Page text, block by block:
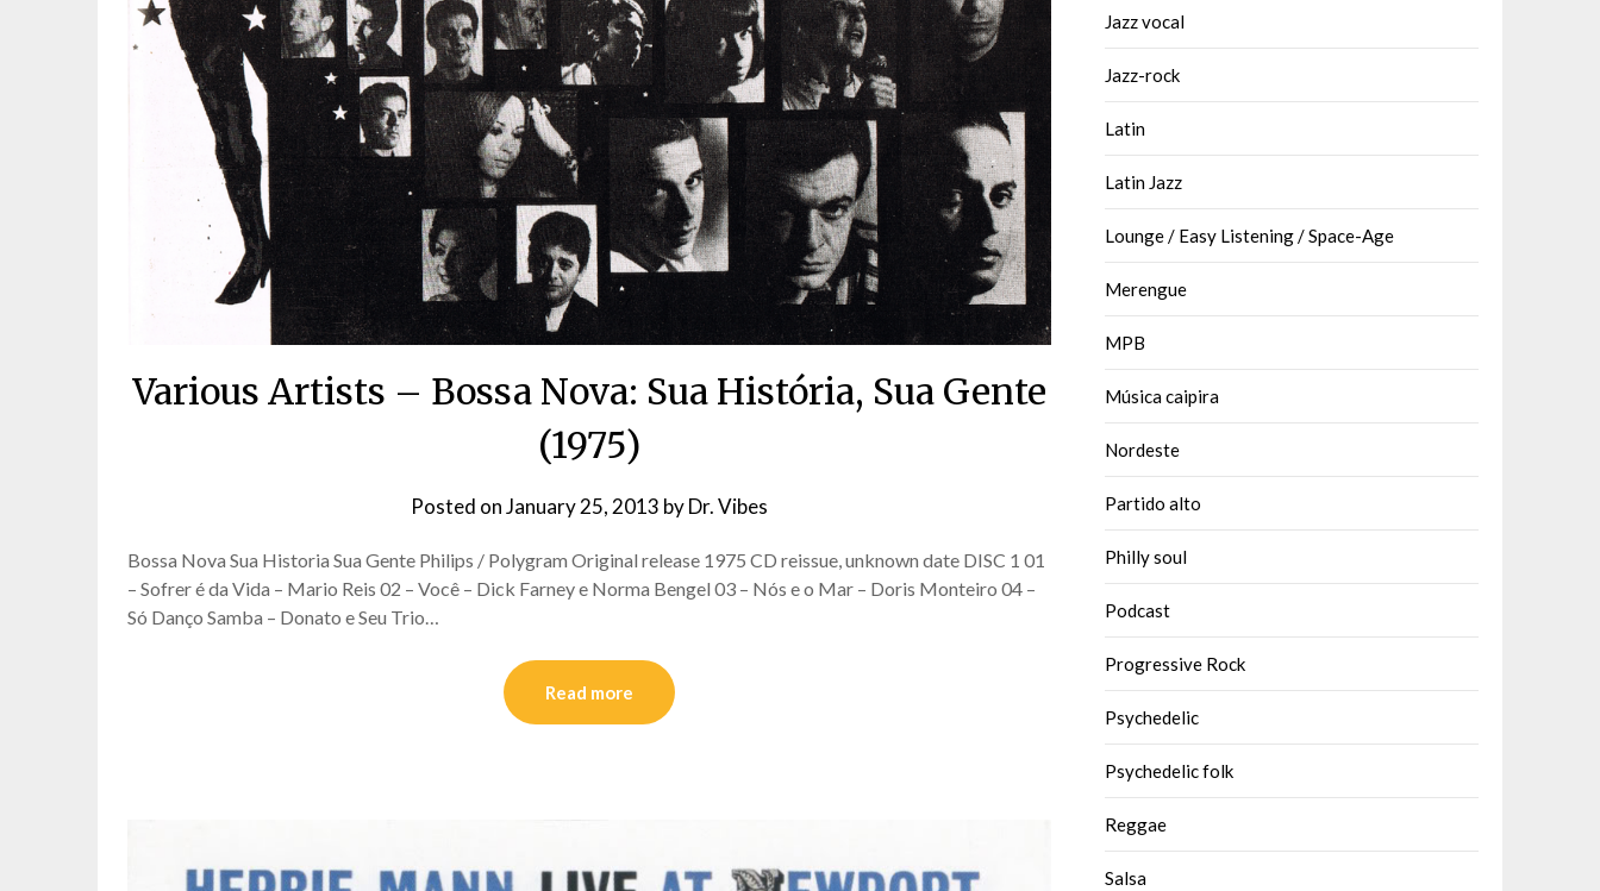
Various Artists – Bossa Nova: Sua História, Sua Gente
(1975)
Posted onJanuary 25, 2013 byDr. Vibes
Bossa Nova Sua Historia Sua Gente Philips / Polygram Original release 1975 CD reissue, unknown date DISC 1 01
– Sofrer é da Vida – Mario Reis 02 – Você – Dick Farney e Norma Bengel 03 – Nós e o Mar – Doris Monteiro 04 –
Só Danço Samba – Donato e Seu Trio…
Read more
Jazz vocal
Jazz-rock
Latin
Latin Jazz
Lounge / Easy Listening / Space-Age
Merengue
MPB
Música caipira
Nordeste
Partido alto
Philly soul
Podcast
Progressive Rock
Psychedelic
Psychedelic folk
Reggae
Salsa